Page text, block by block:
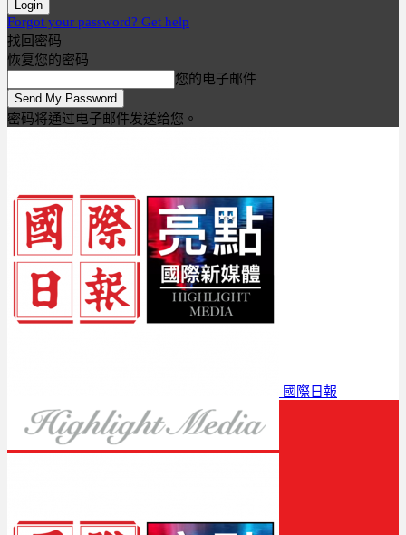
Forgot your password? Get help
找回密码
恢复您的密码
您的电子邮件
密码将通过电子邮件发送给您。
國際日報